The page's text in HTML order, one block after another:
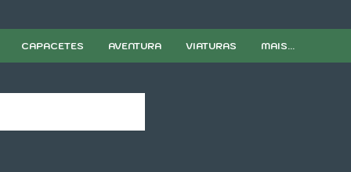
CAPACETES AVENTURA VIATURAS MAIS...